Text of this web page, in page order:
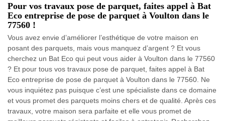
Pour vos travaux pose de parquet, faites appel à Bat
Eco entreprise de pose de parquet à Voulton dans le
77560 !
Vous avez envie d’améliorer l’esthétique de votre maison en
posant des parquets, mais vous manquez d’argent ? Et vous
cherchez un Bat Eco qui peut vous aider à Voulton dans le 77560
? Et pour tous vos travaux pose de parquet, faites appel à Bat
Eco entreprise de pose de parquet à Voulton dans le 77560. Ne
vous inquiétez pas puisque c’est une spécialiste dans ce domaine
et vous promet des parquets moins chers et de qualité. Après ces
travaux, votre maison sera parfaite et elle vous promet de